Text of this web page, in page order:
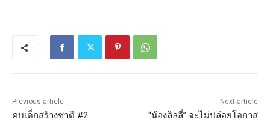
Previous article
คบเด็กสร้างชาติ #2
Next article
“น้องลิลลี่” จะไม่ปล่อยโอกาส